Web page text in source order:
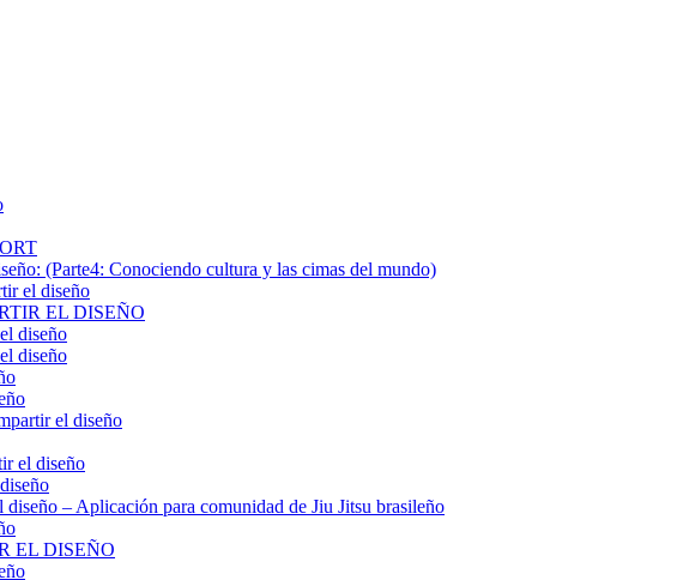
(Parte4: Conociendo cultura y las cimas del mundo)
el diseño
EL DISEÑO
diseño
diseño
el diseño
el diseño
– Aplicación para comunidad de Jiu Jitsu brasileño
EL DISEÑO